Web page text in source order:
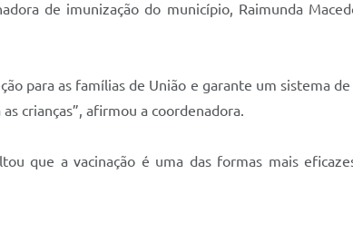
de imunização do município, Raimunda
para as famílias de União e garante um sistema
crianças”, afirmou a coordenadora.
que a vacinação é uma das formas mais